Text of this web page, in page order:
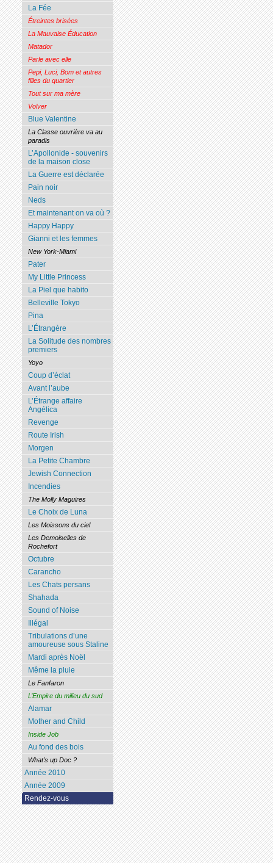
La Fée
Étreintes brisées
La Mauvaise Éducation
Matador
Parle avec elle
Pepi, Luci, Bom et autres
filles du quartier
Tout sur ma mère
Volver
Blue Valentine
La Classe ouvrière va au
paradis
L’Apollonide - souvenirs
de la maison close
La Guerre est déclarée
Pain noir
Neds
Et maintenant on va où ?
Happy Happy
Gianni et les femmes
New York-Miami
Pater
My Little Princess
La Piel que habito
Belleville Tokyo
Pina
L’Étrangère
La Solitude des nombres
premiers
Yoyo
Coup d’éclat
Avant l’aube
L’Étrange affaire
Angélica
Revenge
Route Irish
Morgen
La Petite Chambre
Jewish Connection
Incendies
The Molly Maguires
Le Choix de Luna
Les Moissons du ciel
Les Demoiselles de
Rochefort
Octubre
Carancho
Les Chats persans
Shahada
Sound of Noise
Illégal
Tribulations d’une
amoureuse sous Staline
Mardi après Noël
Même la pluie
Le Fanfaron
L’Empire du milieu du sud
Alamar
Mother and Child
Inside Job
Au fond des bois
What’s up Doc ?
Année 2010
Année 2009
Rendez-vous